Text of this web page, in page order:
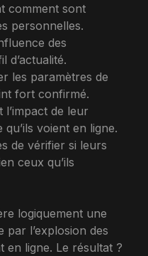
comment sont
personnelles.
des
d’actualité.
les paramètres de
fort confirmé.
l’impact de leur
voient en ligne.
de vérifier si leurs
ceux qu’ils
logiquement une
par l’explosion des
en ligne. Le résultat ?